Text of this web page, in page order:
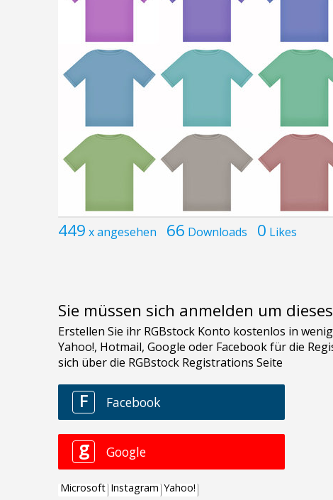
449 x angesehen 66 Downloads 0 Likes
Sie müssen sich anmelden um